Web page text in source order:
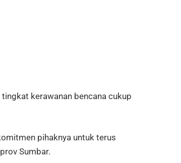
kerawanan bencana cukup
pihaknya untuk terus
Sumbar.